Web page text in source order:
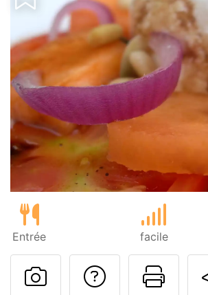
Entrée facile
Poser